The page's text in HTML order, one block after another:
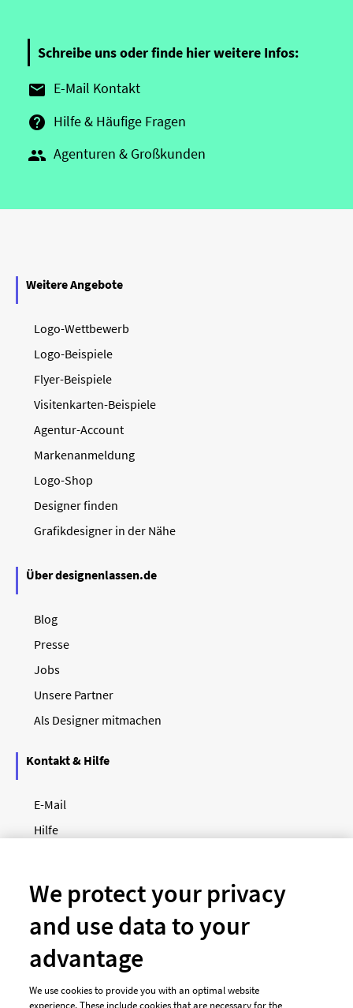
Schreibe uns oder finde hier weitere Infos:
 E-Mail Kontakt
 Hilfe & Häufige Fragen
 Agenturen & Großkunden
Weitere Angebote
Logo-Wettbewerb
Logo-Beispiele
Flyer-Beispiele
Visitenkarten-Beispiele
Agentur-Account
Markenanmeldung
Logo-Shop
Designer finden
Grafikdesigner in der Nähe
Über designenlassen.de
Blog
Presse
Jobs
Unsere Partner
Als Designer mitmachen
Kontakt & Hilfe
E-Mail
Hilfe
Unsere Zahlungsarten
We protect your privacy
and use data to your
advantage
We use cookies to provide you with an optimal website
experience. These include cookies that are necessary for the